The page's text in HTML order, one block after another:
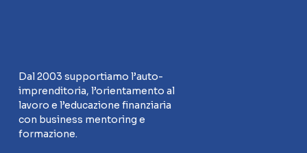
Dal 2003 supportiamo l’auto-
imprenditoria, l’orientamento al
lavoro e l’educazione finanziaria
con business mentoring e
formazione.